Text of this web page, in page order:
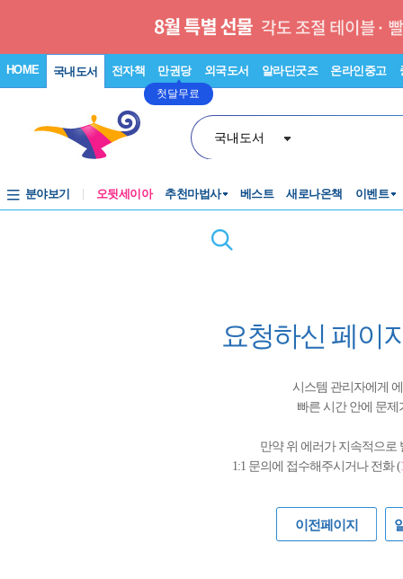
HOME 국내도서 전자책 만권당
첫달무료
외국도서 알라딘굿즈 온라인중고
국내도서
분야보기 오뒷세이아 추천마법사 베스트 새로나온책 이벤트
요청하신 페이
시스템 관리자에게
빠른 시간 안에 문
만약 위 에러가 지속적으로
1:1 문의에 접수해주시거나 전화 (
이전페이지